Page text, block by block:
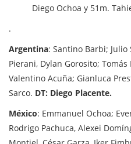
Diego Ochoa y 51m.
.
Argentina: Santino Barbi; Julio
Pierani, Dylan Gorosito;
Valentino Acuña; Gianluca
Sarco. DT: Diego Placente.
México: Emmanuel Ochoa;
Rodrigo Pachuca, Alexei